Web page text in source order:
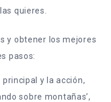
quieres.
y obtener los mejores
pasos:
y la acción,
sobre montañas’,